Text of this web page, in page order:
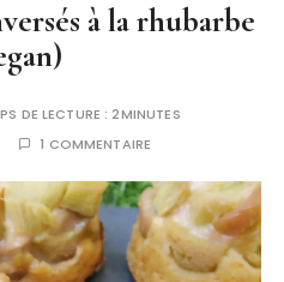
à la rhubarbe
DE LECTURE :2MINUTES
1 COMMENTAIRE